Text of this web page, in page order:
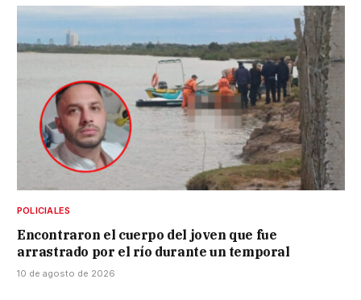
POLICIALES
Encontraron el cuerpo del joven que fue
arrastrado por el río durante un temporal
10 de agosto de 2026